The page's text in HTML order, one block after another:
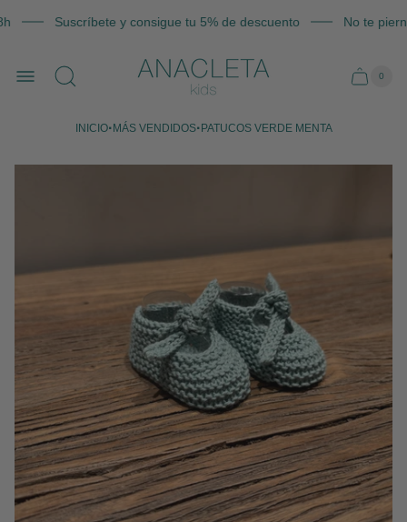
Suscríbete y consigue tu 5% de descuento No te
Logotipo
de
la
Cajón
0
INICIO· MÁS VENDIDOS· PATUCOS VERDE MENTA